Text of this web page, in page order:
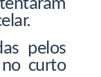
pelos
curto